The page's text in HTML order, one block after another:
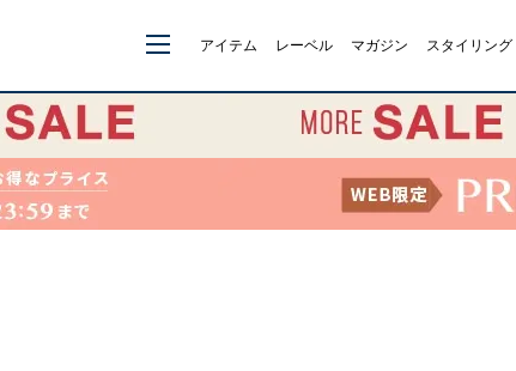
アイテム レーベル マガジン スタイリング